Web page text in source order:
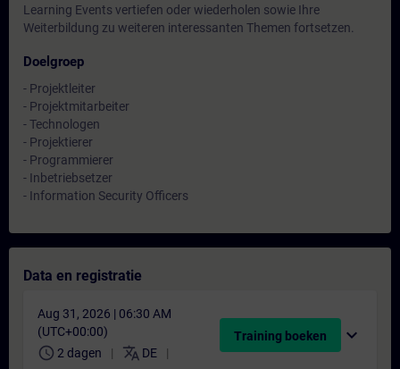
Learning Events vertiefen oder wiederholen sowie Ihre
Weiterbildung zu weiteren interessanten Themen fortsetzen.
Doelgroep
- Projektleiter
- Projektmitarbeiter
- Technologen
- Projektierer
- Programmierer
- Inbetriebsetzer
- Information Security Officers
Data en registratie
Aug 31, 2026 | 06:30 AM
(UTC+00:00)
schedule 2 dagen translate DE
Training boeken expand_more